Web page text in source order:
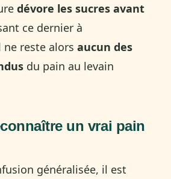
dévore les sucres avant
ce dernier à
ne reste alors aucun des
du pain au levain
un vrai pain
généralisée, il est